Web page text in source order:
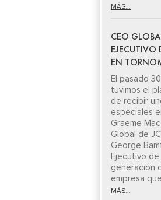
MÁS...
CEO
EJECUTIVO
EN
El pasado
tuvimos el
de recibir
especiales
Graeme
Global de
George
Ejecutivo
generación
empresa
MÁS...